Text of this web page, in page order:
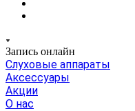
Запись онлайн
Слуховые аппараты
Аксессуары
Акции
О нас